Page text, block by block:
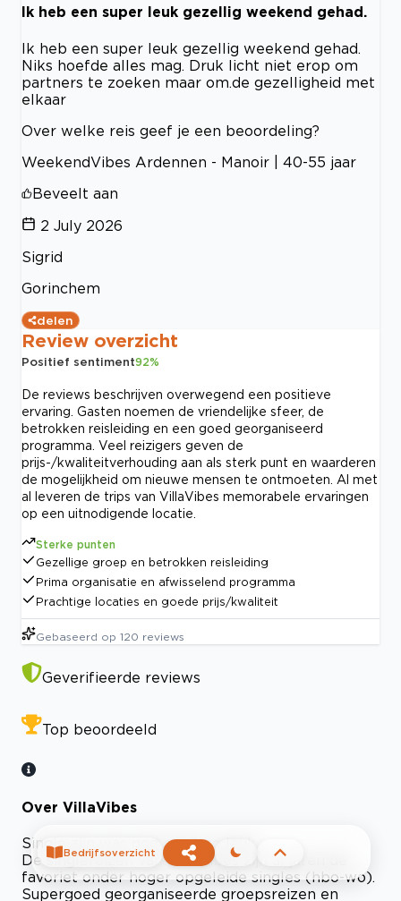
Ik heb een super leuk gezellig weekend gehad.
Ik heb een super leuk gezellig weekend gehad.
Niks hoefde alles mag. Druk licht niet erop om
partners te zoeken maar om.de gezelligheid met
elkaar
Over welke reis geef je een beoordeling?
WeekendVibes Ardennen - Manoir | 40-55 jaar
Beveelt aan
2 July 2026
Sigrid
Gorinchem
delen
Review overzicht
Positief sentiment92%
De reviews beschrijven overwegend een positieve
ervaring. Gasten noemen de vriendelijke sfeer, de
betrokken reisleiding en een goed georganiseerd
programma. Veel reizigers geven de
prijs-/kwaliteitverhouding aan als sterk punt en waarderen
de mogelijkheid om nieuwe mensen te ontmoeten. Al met
al leveren de trips van VillaVibes memorabele ervaringen
op een uitnodigende locatie.
Sterke punten
Gezellige groep en betrokken reisleiding
Prima organisatie en afwisselend programma
Prachtige locaties en goede prijs/kwaliteit
Gebaseerd op 120 reviews
Geverifieerde reviews
Top beoordeeld
Over VillaVibes
Single zijn was nog nooit zo leuk
De singlereizen van VillaVibes zijn al jaren dé
favoriet onder hoger opgeleide singles (hbo-wo).
Supergoed georganiseerde groepsreizen en
Bedrijfsoverzicht